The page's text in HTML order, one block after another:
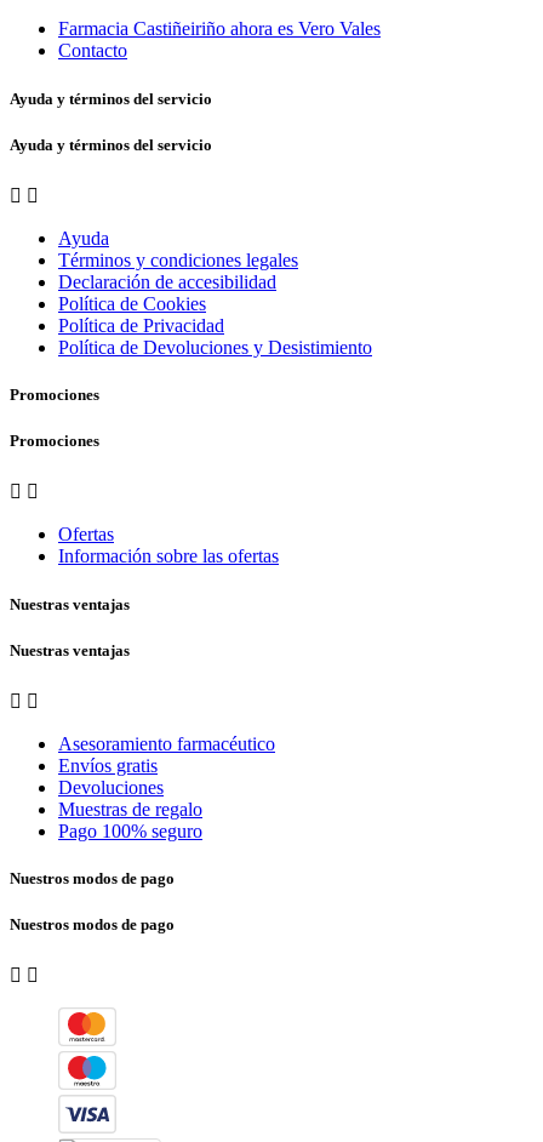
Farmacia Castiñeiriño ahora es Vero Vales
Contacto
Ayuda y términos del servicio
Ayuda y términos del servicio
 
Ayuda
Términos y condiciones legales
Declaración de accesibilidad
Política de Cookies
Política de Privacidad
Política de Devoluciones y Desistimiento
Promociones
Promociones
 
Ofertas
Información sobre las ofertas
Nuestras ventajas
Nuestras ventajas
 
Asesoramiento farmacéutico
Envíos gratis
Devoluciones
Muestras de regalo
Pago 100% seguro
Nuestros modos de pago
Nuestros modos de pago
 